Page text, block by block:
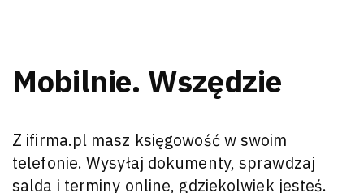
Mobilnie. Wszędzie
Z ifirma.pl masz księgowość w swoim
telefonie. Wysyłaj dokumenty, sprawdzaj
salda i terminy online, gdziekolwiek jesteś.